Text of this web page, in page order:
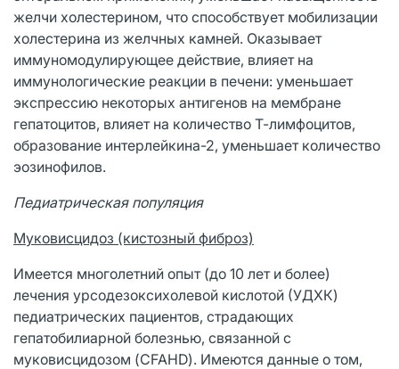
желчи холестерином, что способствует мобилизации
холестерина из желчных камней. Оказывает
иммуномодулирующее действие, влияет на
иммунологические реакции в печени: уменьшает
экспрессию некоторых антигенов на мембране
гепатоцитов, влияет на количество Т-лимфоцитов,
образование интерлейкина-2, уменьшает количество
эозинофилов.
Педиатрическая популяция
Муковисцидоз (кистозный фиброз)
Имеется многолетний опыт (до 10 лет и более)
лечения урсодезоксихолевой кислотой (УДХК)
педиатрических пациентов, страдающих
гепатобилиарной болезнью, связанной с
муковисцидозом (CFAHD). Имеются данные о том,